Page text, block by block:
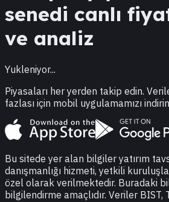
senedi canlı
ve analiz
Yukleniyor...
Piyasaları her yerden takip edin.
fazlası için mobil uygulamamızı
Bu sitede yer alan bilgiler yatırım
danışmanlığı hizmeti, yetkili
özel olarak verilmektedir. Buradaki
bilgilendirme amaçlıdır. Veriler BIST,